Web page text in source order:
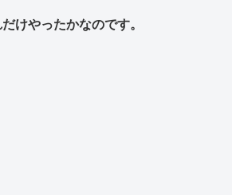
けやったかなのです。